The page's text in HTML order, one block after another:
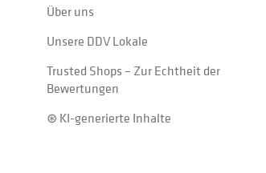
Über uns
Unsere DDV Lokale
Trusted Shops – Zur Echtheit der
Bewertungen
⊛ KI-generierte Inhalte